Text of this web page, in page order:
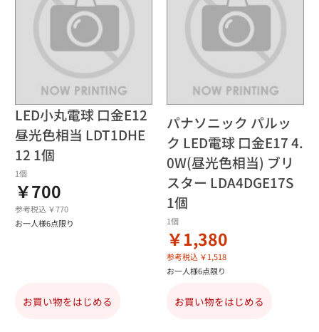
LED小丸電球 口金E12
昼光色相当 LDT1DHE
12 1個
1個
￥700
参考税込 ￥770
お一人様6点限り
お買い物をはじめる
パナソニック パルッ
ク LED電球 口金E17 4.
0W(昼光色相当) ブリ
スター LDA4DGE17S
1個
1個
￥1,380
参考税込 ￥1,518
お一人様6点限り
お買い物をはじめる